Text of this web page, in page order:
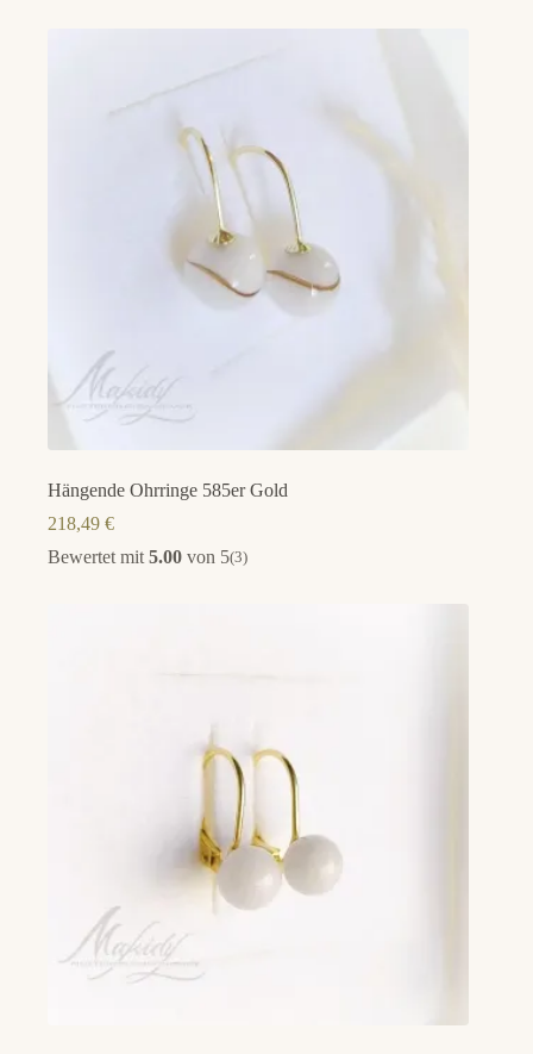
Hängende Ohrringe 585er Gold
218,49 €
Bewertet mit 5.00 von 5(3)